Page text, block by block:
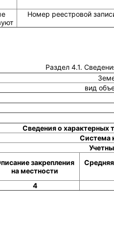
Номер реестровой
Раздел 4.1.
вид
Сведения о характерных
Система
закрепления
на местности
4